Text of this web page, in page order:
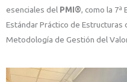
esenciales del PMI®, como la 7ª
Estándar Práctico de Estructuras
Metodología de Gestión del